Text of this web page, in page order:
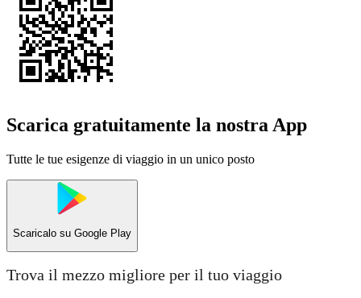
Scarica gratuitamente la nostra App
Tutte le tue esigenze di viaggio in un unico posto
Scaricalo su Google Play
Trova il mezzo migliore per il tuo viaggio